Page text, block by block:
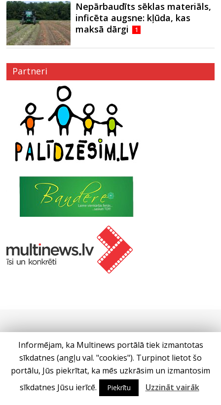
Nepārbaudīts sēklas materiāls,
inficēta augsne: kļūda, kas
maksā dārgi
1
Partneri
Informējam, ka Multinews portālā tiek izmantotas
sīkdatnes (angļu val. "cookies"). Turpinot lietot šo
portālu, Jūs piekrītat, ka mēs uzkrāsim un izmantosim
sīkdatnes Jūsu ierīcē.
Piekrītu Uzzināt vairāk